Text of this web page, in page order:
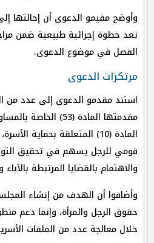
وأوضح مقيمو الدعوى أن إحالتها
تعد خطوة إجرائية طبيعية ضمن
الفصل في موضوع الدعوى.
مرتكزات الدعوى
استند مقدمو الدعوى إلى عدد من
مقدمتها المادة (53)
المادة (10) المتعلقة بحماية
قومي للرجل يسهم في تحقيق
والاهتمام بالقضايا المرتبطة بالآباء
وأضافوا أن الهدف من إنشاء
حقوق الرجل والمرأة، وإنما دعم
خلال معالجة عدد من الملفات